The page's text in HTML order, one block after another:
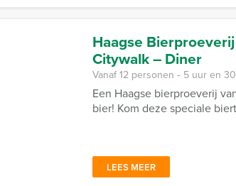
Haagse
Citywalk – Diner
Vanaf 12 personen ‐ 5 uur en
Een Haagse bierproeverij
bier! Kom deze speciale
LEES MEER